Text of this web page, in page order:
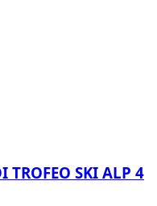
TROFEO SKI ALP 4